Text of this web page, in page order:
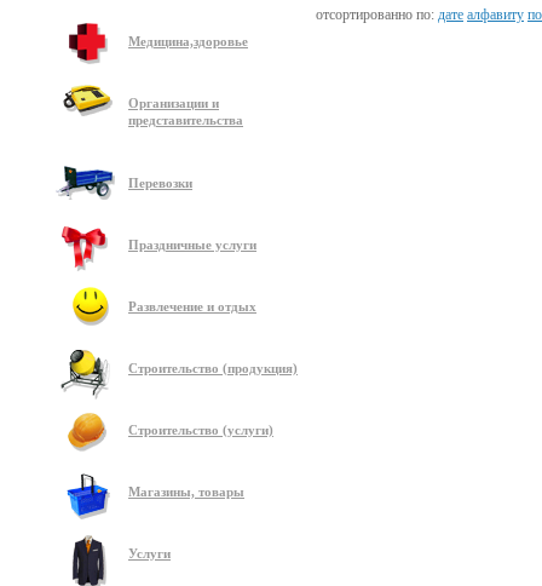
Медицина,здоровье
Организации и
представительства
Перевозки
Праздничные услуги
Развлечение и отдых
Строительство (продукция)
Строительство (услуги)
Магазины, товары
Услуги
отсортированно по: дате алфавиту